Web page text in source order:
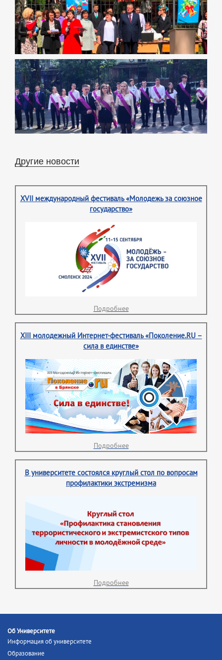
Другие новости
XVII международный фестиваль «Молодежь за союзное
государство»
Подробнее
XIII молодежный Интернет-фестиваль «Поколение.RU –
сила в единстве»
Подробнее
В университете состоялся круглый стол по вопросам
профилактики экстремизма
Подробнее
Об Университете
Информация об университете
Образование